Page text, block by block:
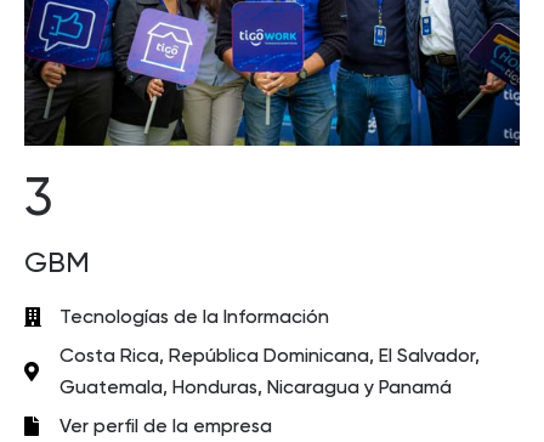
3
GBM
Tecnologías de la Información
Costa Rica, República Dominicana, El Salvador,
Guatemala, Honduras, Nicaragua y Panamá
Ver perfil de la empresa